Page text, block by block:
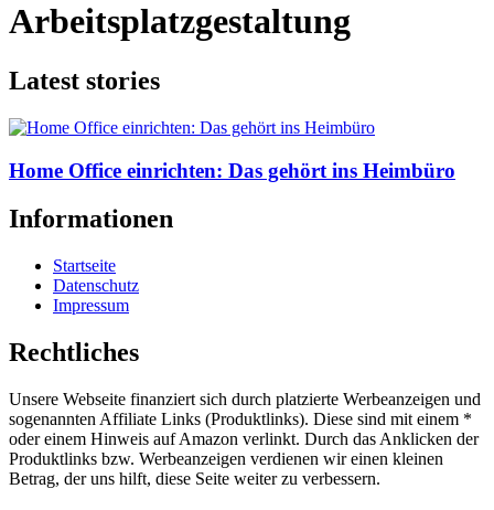
Arbeitsplatzgestaltung
Latest stories
Home Office einrichten: Das gehört ins Heimbüro
Informationen
Startseite
Datenschutz
Impressum
Rechtliches
Unsere Webseite finanziert sich durch platzierte Werbeanzeigen und
sogenannten Affiliate Links (Produktlinks). Diese sind mit einem *
oder einem Hinweis auf Amazon verlinkt. Durch das Anklicken der
Produktlinks bzw. Werbeanzeigen verdienen wir einen kleinen
Betrag, der uns hilft, diese Seite weiter zu verbessern.